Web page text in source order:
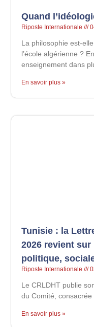
Quand
Riposte Internationale
La philosophie est-
l’école algérienne ?
enseignement dans
En savoir plus »
Tunisie : la
2026 revient sur
politique,
Riposte Internationale
Le CRLDHT publie
du Comité, consacrée
En savoir plus »